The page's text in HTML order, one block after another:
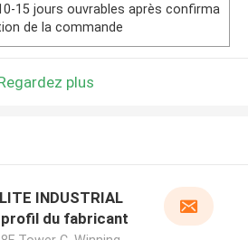
15 jours ouvrables après confirma
de la commande
plus
INDUSTRIAL
profil du fabricant